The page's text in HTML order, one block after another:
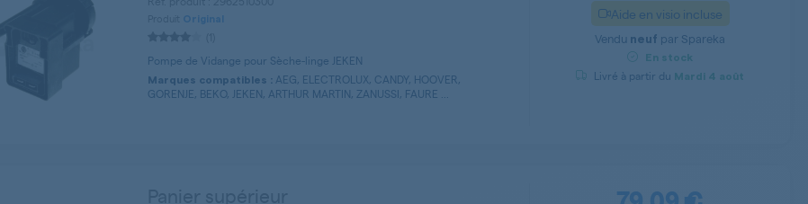
Original
Pompe de Vidange pour Sèche-linge JEKEN
Marques compatibles : AEG, ELECTROLUX, CANDY, HOOVER,
GORENJE, BEKO, JEKEN, ARTHUR MARTIN, ZANUSSI, FAURE ...
Aide en visio incluse
Vendu neuf par Spareka
En stock
Livré à partir du Mardi 4 août